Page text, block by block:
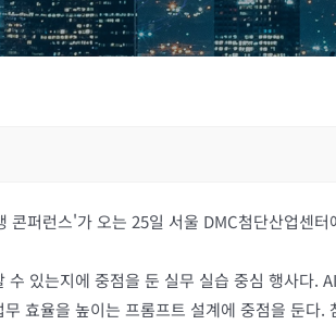
퍼런스'가 오는 25일 서울 DMC첨단산업센터
있는지에 중점을 둔 실무 실습 중심 행사다.
효율을 높이는 프롬프트 설계에 중점을 둔다.